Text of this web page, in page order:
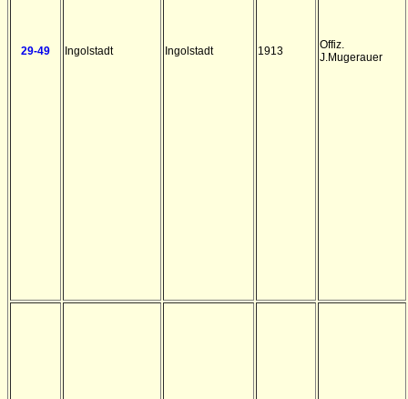
29-49 Ingolstadt Ingolstadt 1913
Offiz.
J.Mugerauer